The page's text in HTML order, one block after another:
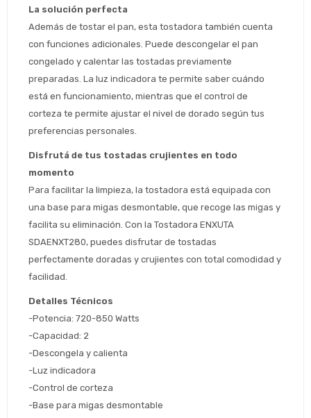
La solución perfecta
Además de tostar el pan, esta tostadora también cuenta
con funciones adicionales. Puede descongelar el pan
congelado y calentar las tostadas previamente
preparadas. La luz indicadora te permite saber cuándo
está en funcionamiento, mientras que el control de
corteza te permite ajustar el nivel de dorado según tus
preferencias personales.
Disfrutá de tus tostadas crujientes en todo
momento
Para facilitar la limpieza, la tostadora está equipada con
una base para migas desmontable, que recoge las migas y
facilita su eliminación. Con la Tostadora ENXUTA
SDAENXT280, puedes disfrutar de tostadas
perfectamente doradas y crujientes con total comodidad y
facilidad.
Detalles Técnicos
-Potencia: 720-850 Watts
-Capacidad: 2
-Descongela y calienta
-Luz indicadora
-Control de corteza
-Base para migas desmontable
Comprá ahora y Pagá
Después, hasta en 12
cuotas y sin tocar tu
* sujeto aprobación crediticia
Mes Año
Estimado/a
Estás calificado para comprar usando Pago
¡Tenés hasta
que prefieras!
Elegí tus productos preferidos
de pago
Parece que no tenes oferta, lamentamos
el inconveniente, por cualquier duda
contactanos en
¡Algo salió mal!
Por favor intenta nuevamente mas tarde.